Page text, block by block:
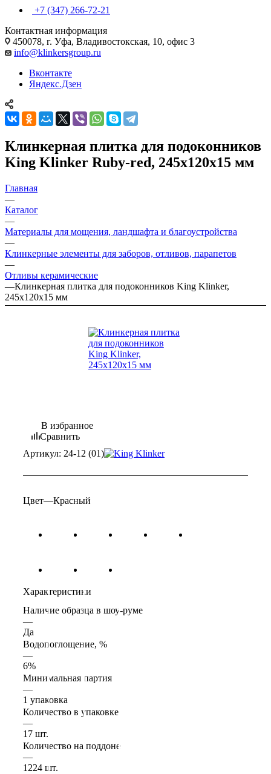
+7 (347) 266-72-21
Контактная информация
450078, г. Уфа, Владивостокская, 10, офис 3
info@klinkersgroup.ru
Вконтакте
Яндекс.Дзен
Клинкерная плитка для подоконников
King Klinker Ruby-red, 245х120х15 мм
Главная
—
Каталог
—
Материалы для мощения, ландшафта и благоустройства
—
Клинкерные элементы для заборов, отливов, парапетов
—
Отливы керамические
—Клинкерная плитка для подоконников King Klinker,
245х120х15 мм
В избранное
Сравнить
Артикул: 24-12 (01)
Цвет—Красный
Характеристики
Наличие образца в шоу-руме
—
Да
Водопоглощение, %
—
6%
Минимальная партия
—
1 упаковка
Количество в упаковке
—
17 шт.
Количество на поддоне
—
1224 шт.